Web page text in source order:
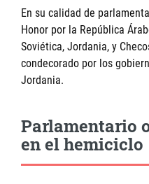
En su calidad de
Honor por la República
Soviética, Jordania, y
condecorado por los
Jordania.
Parlamentario
en el hemiciclo